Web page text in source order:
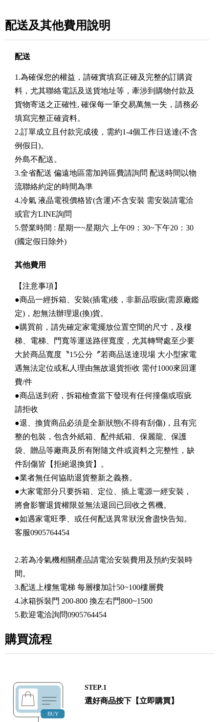
配送及其他費用說明
配送
1.為確保您的權益，請確實填寫正確及完整的訂購資
料，尤其聯絡電話及送貨地址等，牽涉到購物付款及
貨物寄送之正確性, 確保每一筆交易萬無一失，請務必
填寫完整正確資料。
2.訂單成立且付款完成後，需約1-4個工作日送達(不含
例假日)。
外島不配送。
3.全省配送 偏遠地區需加跨區費請詢問 配送時間以物
流聯絡約定的時間為準
4.冷氣 液晶電視價格皆(含運)不含安裝 需安裝請電洽
或官方LINE詢問
5.營業時間 : 星期一~星期六 上午09：30~下午20：30
(國定假日除外)
其他費用
【注意事項】
●商品一經拆箱、安裝(插電)後，非新品瑕疵(需原廠鑑
定)，恕無法辦理退(換)貨。
●購買前，請先確定家電擺放位置空間的尺寸，及樓
梯、電梯、門寬等運送路徑寬度，尤其轉彎處至少要
大於商品寬度〝15公分〞若商品送達現場 大小型家電
遇無法定位或私人理由無故退貨拒收 需付1000來回運
費/件
●商品送到府，拆箱檢查當下發現有任何撞傷或瑕疵
請拒收
●退、換貨商品必須是全新狀態(不得有刮傷)，且有完
整的包裝，包含外紙箱、配件紙箱、保麗龍、保護
袋、贈品等廠商及所有附隨文件或資料之完整性，缺
件刮傷皆【拒絕退換貨】。
●業者無任何協助退貨整新之義務。
●大家電部分只要拆箱、定位、插上電源一經安裝，
將會影響退貨權限並無法退回已回收之舊機。
●如遇家電旺季、或任何配送異常狀況會盡快告知。
客服0905764454
2.若為冷氣機相關產品請電洽安裝費用及預約安裝時
間。
3.配送上樓無電梯 每層樓加計50~100樓層費
4.冰箱拆裝門 200-800 換左右門800~1500
5.歡迎電洽詢問0905764454
購買流程
STEP.1
選好商品按下【立即購買】